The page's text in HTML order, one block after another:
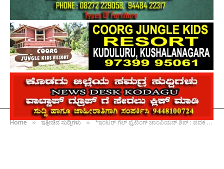
Home » ಇತ್ತೀಚಿನ ಸುದ್ದಿಗಳು » *ಇಂಟರ್ ಗೆಲ್ ಫೈಟಿಂಗ್ ಚಾಂಪಿಯನ್ ಶಿಪ್ : ಪದಕ ಗೆದ್ದ ವಿದ್ಯಾರ್ಥಿಗಳು*